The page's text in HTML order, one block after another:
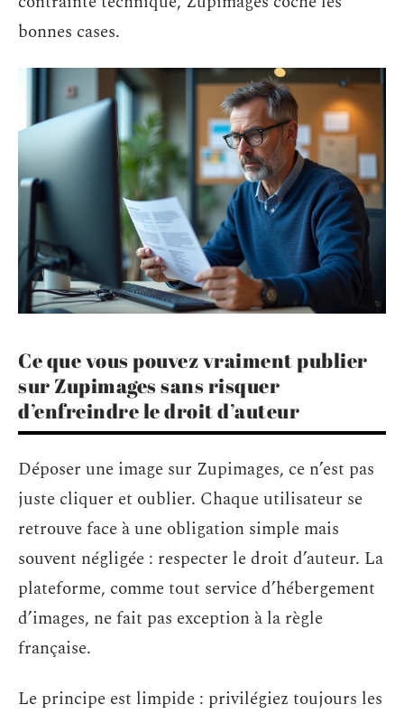
bonnes cases.
Ce que vous pouvez vraiment publier
sur Zupimages sans risquer
d’enfreindre le droit d’auteur
Déposer une image sur Zupimages, ce n’est pas
juste cliquer et oublier. Chaque utilisateur se
retrouve face à une obligation simple mais
souvent négligée : respecter le droit d’auteur. La
plateforme, comme tout service d’hébergement
d’images, ne fait pas exception à la règle
française.
Le principe est limpide : privilégiez toujours les